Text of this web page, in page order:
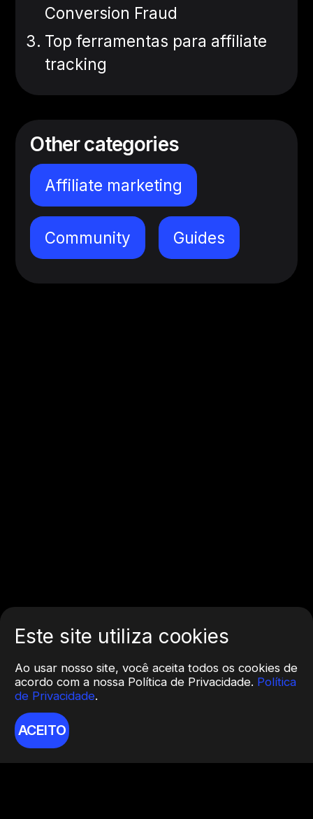
Este site utiliza cookies
Ao usar nosso site, você aceita todos os cookies de
acordo com a nossa Política de Privacidade. Política
de Privacidade.
ACEITO
Conversion Fraud
Top ferramentas para affiliate
tracking
Other categories
Affiliate marketing
Community Guides